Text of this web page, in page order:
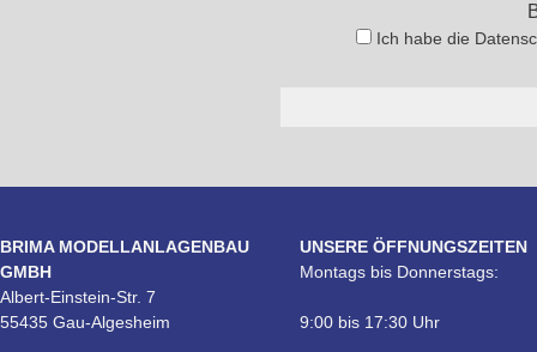
Ich habe die
BRIMA MODELLANLAGENBAU
GMBH
Albert-Einstein-Str. 7
55435 Gau-Algesheim
UNSERE ÖFFNUNGSZEITEN
Montags bis Donnerstags:
9:00 bis 17:30 Uhr